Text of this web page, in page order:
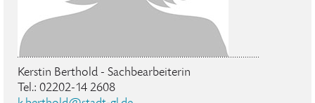
Kerstin Berthold - Sachbearbeiterin
Tel.: 02202-14 2608